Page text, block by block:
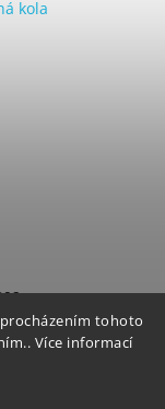
tohoto
Více informací
kola